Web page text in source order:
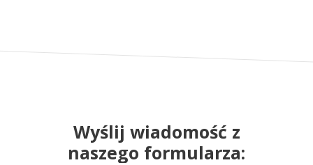
Wyślij wiadomość z
naszego formularza: